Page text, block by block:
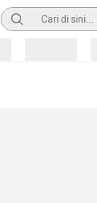
Pencarian